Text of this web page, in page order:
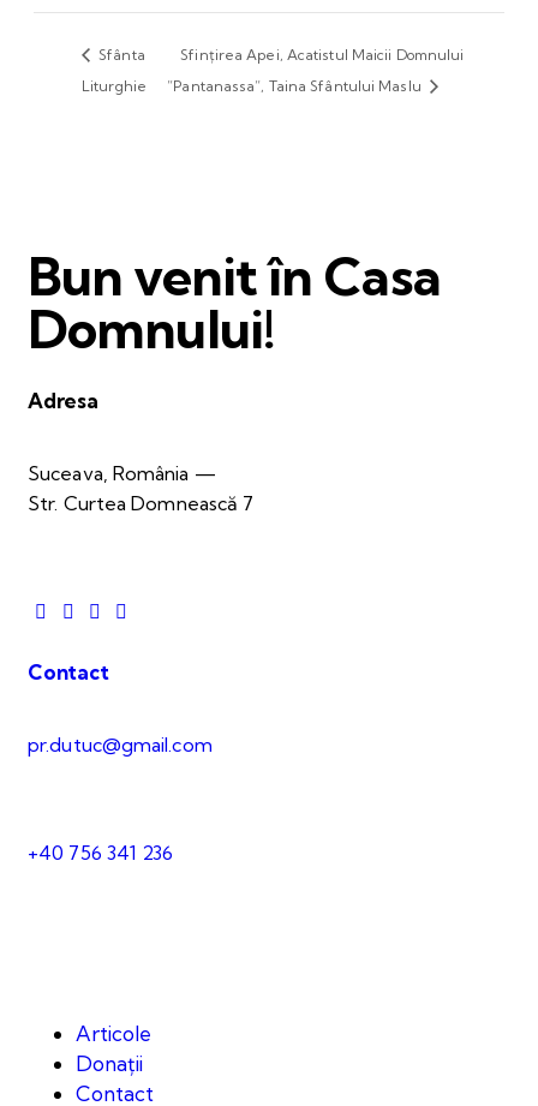
Sfânta
Liturghie
Sfințirea Apei, Acatistul Maicii Domnului
”Pantanassa”, Taina Sfântului Maslu
Bun venit în Casa
Domnului!
Adresa
Suceava, România —
Str. Curtea Domnească 7
Contact
pr.dutuc@gmail.com
+40 756 341 236
Articole
Donații
Contact